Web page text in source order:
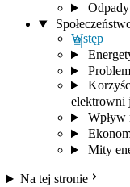
Wstęp
elektrowni
Wpływ
Mity
Na tej stronie